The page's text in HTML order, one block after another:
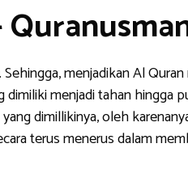
menjadikan Al
menjadi tahan hingga
dimillikinya, oleh
terus menerus dalam